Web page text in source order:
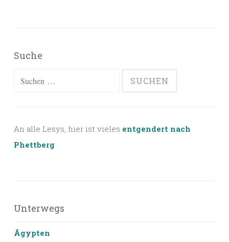
Suche
Suchen
An alle Lesys, hier ist vieles entgendert nach
Phettberg
Unterwegs
Ägypten